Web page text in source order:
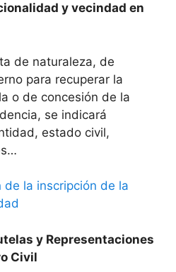
y vecindad en
de naturaleza, de
para recuperar la
o de concesión de la
se indicará
estado civil,
la inscripción de la
y Representaciones
Civil